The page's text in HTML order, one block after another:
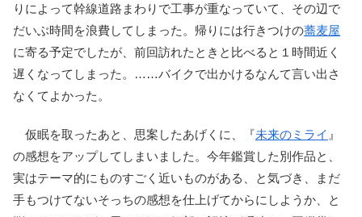
りによって幹線道路まわりで工事が重なっていて、その辺で
だいぶ時間を浪費してしまった。帰りには行きつけの蕎麦屋
に寄る予定でしたが、前回訪れたときと比べると１時間近く
遅くなってしまった。……バイクで出かけるなんて言い出さ
なくてよかった。
仮眠を取ったあと、思案したあげくに、『未来のミライ 』
の感想をアップしてしまいました。今年鑑賞した別作品と、
実はテーマ的にものすごく近いものがある、と気づき、まだ
手もつけてないそっちの感想を仕上げてからにしようか、と